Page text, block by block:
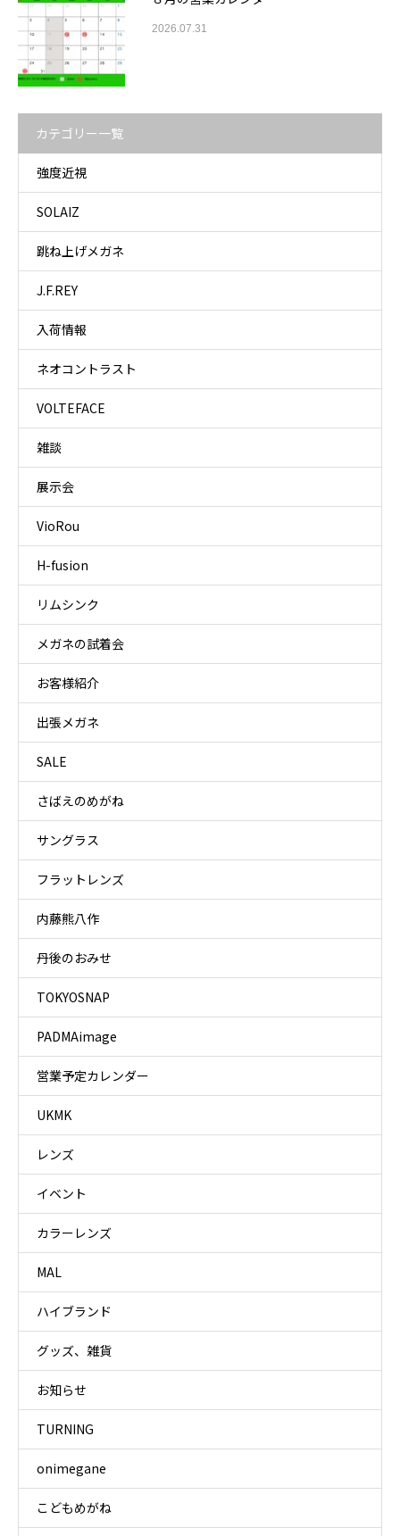
2026.07.31
カテゴリー一覧
強度近視
SOLAIZ
跳ね上げメガネ
J.F.REY
入荷情報
ネオコントラスト
VOLTEFACE
雑談
展示会
VioRou
H-fusion
リムシンク
メガネの試着会
お客様紹介
出張メガネ
SALE
さばえのめがね
サングラス
フラットレンズ
内藤熊八作
丹後のおみせ
TOKYOSNAP
PADMAimage
営業予定カレンダー
UKMK
レンズ
イベント
カラーレンズ
MAL
ハイブランド
グッズ、雑貨
お知らせ
TURNING
onimegane
こどもめがね